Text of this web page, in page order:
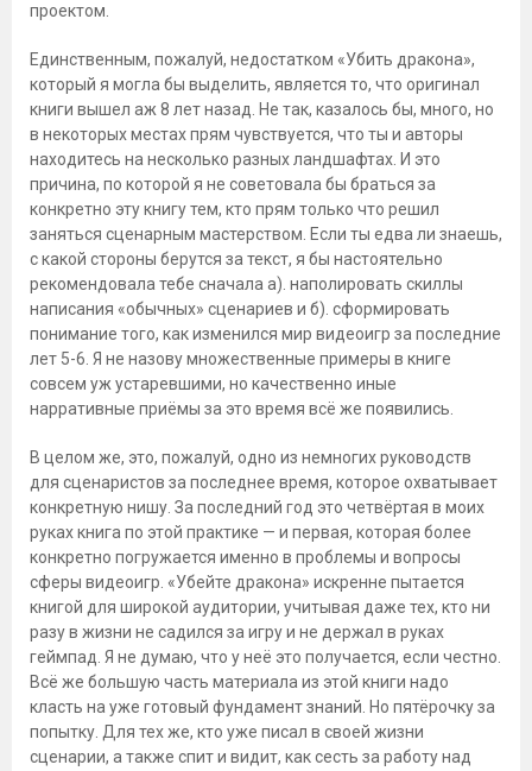
проектом.
Единственным, пожалуй, недостатком «Убить дракона»,
который я могла бы выделить, является то, что оригинал
книги вышел аж 8 лет назад. Не так, казалось бы, много, но
в некоторых местах прям чувствуется, что ты и авторы
находитесь на несколько разных ландшафтах. И это
причина, по которой я не советовала бы браться за
конкретно эту книгу тем, кто прям только что решил
заняться сценарным мастерством. Если ты едва ли знаешь,
с какой стороны берутся за текст, я бы настоятельно
рекомендовала тебе сначала а). наполировать скиллы
написания «обычных» сценариев и б). сформировать
понимание того, как изменился мир видеоигр за последние
лет 5-6. Я не назову множественные примеры в книге
совсем уж устаревшими, но качественно иные
нарративные приёмы за это время всё же появились.
В целом же, это, пожалуй, одно из немногих руководств
для сценаристов за последнее время, которое охватывает
конкретную нишу. За последний год это четвёртая в моих
руках книга по этой практике — и первая, которая более
конкретно погружается именно в проблемы и вопросы
сферы видеоигр. «Убейте дракона» искренне пытается
книгой для широкой аудитории, учитывая даже тех, кто ни
разу в жизни не садился за игру и не держал в руках
геймпад. Я не думаю, что у неё это получается, если честно.
Всё же большую часть материала из этой книги надо
класть на уже готовый фундамент знаний. Но пятёрочку за
попытку. Для тех же, кто уже писал в своей жизни
сценарии, а также спит и видит, как сесть за работу над